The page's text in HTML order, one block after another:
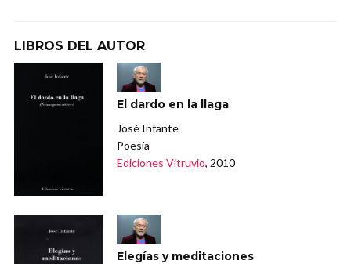
LIBROS DEL AUTOR
El dardo en la llaga
José Infante
Poesía
Ediciones Vitruvio, 2010
Elegías y meditaciones